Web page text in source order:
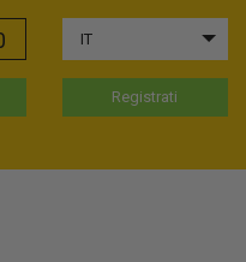
IT
Registrati